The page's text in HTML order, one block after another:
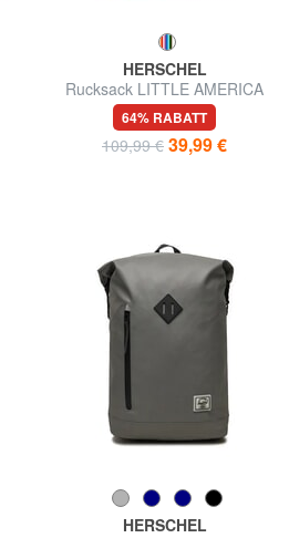
HERSCHEL
Rucksack LITTLE AMERICA
MID VOLUME-Modell, 13 "PC-
Halter
64% RABATT
109,99 € 39,99 €
HERSCHEL